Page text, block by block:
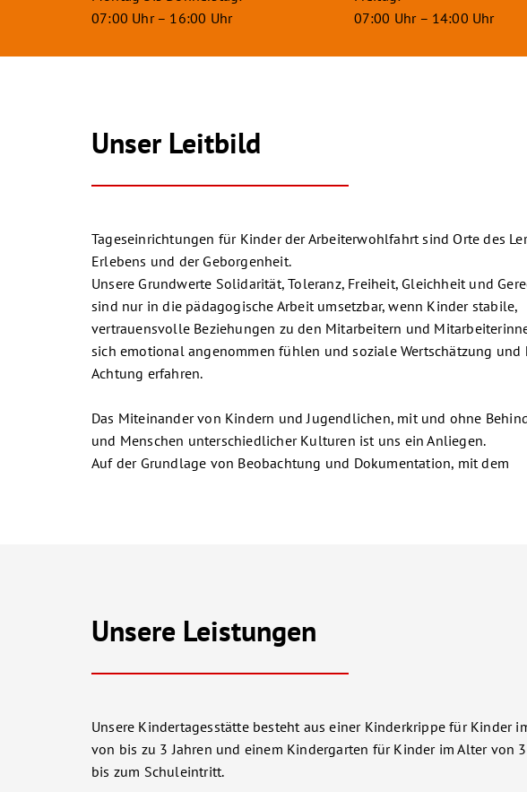
07:00 Uhr – 16:00 Uhr
07:00 Uhr – 14:00 Uhr
Unser Leitbild
Tageseinrichtungen für Kinder der Arbeiterwohlfahrt sind Orte des
Erlebens und der Geborgenheit.
Unsere Grundwerte Solidarität, Toleranz, Freiheit, Gleichheit und
sind nur in die pädagogische Arbeit umsetzbar, wenn Kinder stabile,
vertrauensvolle Beziehungen zu den Mitarbeitern und
sich emotional angenommen fühlen und soziale Wertschätzung und
Achtung erfahren.
Das Miteinander von Kindern und Jugendlichen, mit und ohne
und Menschen unterschiedlicher Kulturen ist uns ein Anliegen.
Auf der Grundlage von Beobachtung und Dokumentation, mit dem
Unsere Leistungen
Unsere Kindertagesstätte besteht aus einer Kinderkrippe für Kinder
von bis zu 3 Jahren und einem Kindergarten für Kinder im Alter von 3
bis zum Schuleintritt.